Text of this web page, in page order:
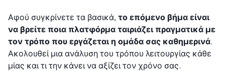
Αφού συγκρίνετε τα βασικά, το επόμενο βήμα είναι
να βρείτε ποια πλατφόρμα ταιριάζει πραγματικά με
τον τρόπο που εργάζεται η ομάδα σας καθημερινά.
Ακολουθεί μια ανάλυση του τρόπου λειτουργίας κάθε
μίας και τι την κάνει να αξίζει τον χρόνο σας.